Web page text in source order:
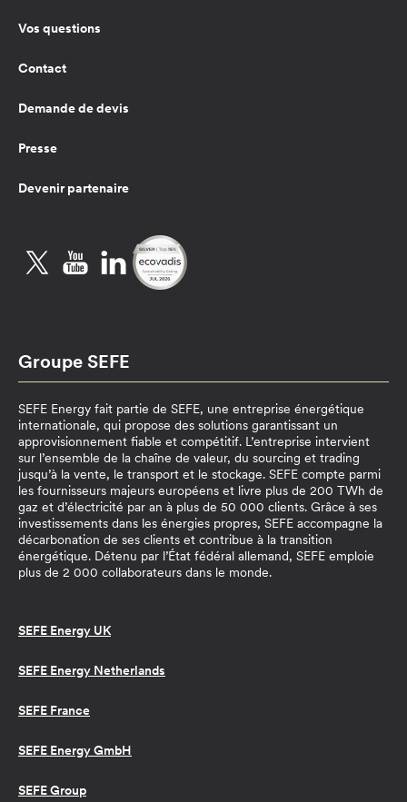
Vos questions
Contact
Demande de devis
Presse
Devenir partenaire
TwitterYouTubeLinkedIn
Groupe SEFE
SEFE Energy fait partie de SEFE, une entreprise énergétique
internationale, qui propose des solutions garantissant un
approvisionnement fiable et compétitif. L’entreprise intervient
sur l’ensemble de la chaîne de valeur, du sourcing et trading
jusqu’à la vente, le transport et le stockage. SEFE compte parmi
les fournisseurs majeurs européens et livre plus de 200 TWh de
gaz et d’électricité par an à plus de 50 000 clients. Grâce à ses
investissements dans les énergies propres, SEFE accompagne la
décarbonation de ses clients et contribue à la transition
énergétique. Détenu par l’État fédéral allemand, SEFE emploie
plus de 2 000 collaborateurs dans le monde.
SEFE Energy UK
SEFE Energy Netherlands
SEFE France
SEFE Energy GmbH
SEFE Group